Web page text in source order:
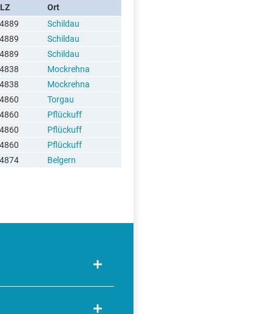
Ort
Schildau
Schildau
Schildau
Mockrehna
Mockrehna
Torgau
Pflückuff
Pflückuff
Pflückuff
Belgern